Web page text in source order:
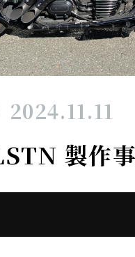
2024.11.11
製作